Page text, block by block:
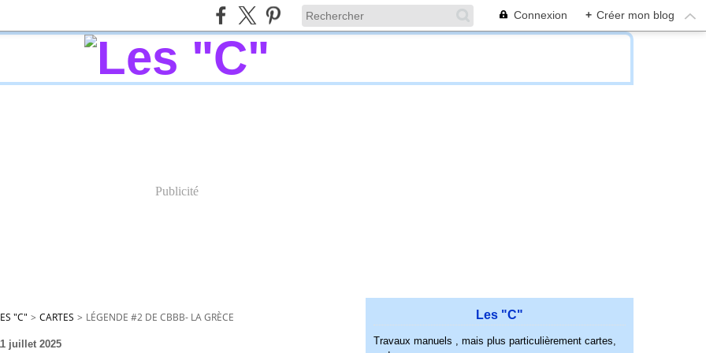
Connexion + Créer mon blog
Publicité
"C" > CARTES > LÉGENDE #2 DE CBBB- LA GRÈCE
juillet 2025
Les "C"
Travaux manuels , mais plus particulièrement cartes,